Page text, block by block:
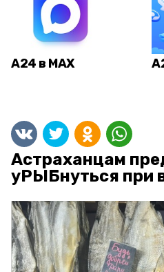
А24 в MAX
Астраханцам
уРЫБнуться при